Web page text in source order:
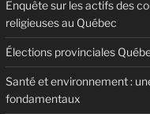
Enquête sur les actifs des
religieuses au Québec
Élections provinciales
Santé et environnement :
fondamentaux